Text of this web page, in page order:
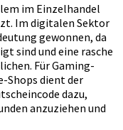
im Einzelhandel
Im digitalen Sektor
gewonnen, da
sind und eine rasche
Für Gaming-
Shops dient der
dazu,
anzuziehen und